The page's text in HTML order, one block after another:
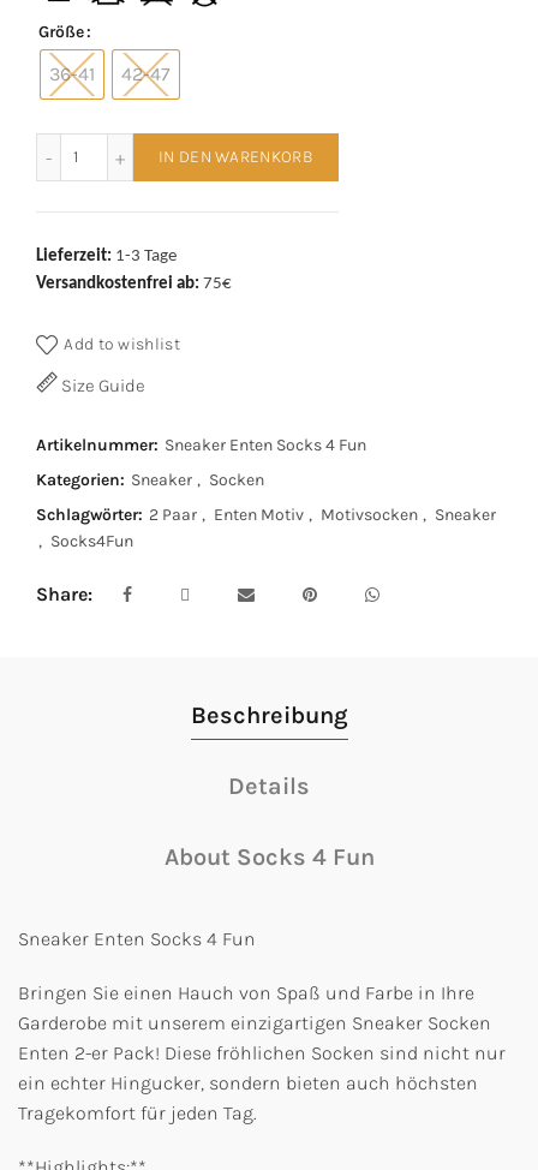
Größe
36-41 42-47
IN DEN WARENKORB
Lieferzeit: 1-3 Tage
Versandkostenfrei ab: 75€
Add to wishlist
Size Guide
Artikelnummer: Sneaker Enten Socks 4 Fun
Kategorien: Sneaker , Socken
Schlagwörter: 2 Paar , Enten Motiv , Motivsocken , Sneaker
, Socks4Fun
Share
Beschreibung
Details
About Socks 4 Fun
Sneaker Enten Socks 4 Fun
Bringen Sie einen Hauch von Spaß und Farbe in Ihre
Garderobe mit unserem einzigartigen Sneaker Socken
Enten 2-er Pack! Diese fröhlichen Socken sind nicht nur
ein echter Hingucker, sondern bieten auch höchsten
Tragekomfort für jeden Tag.